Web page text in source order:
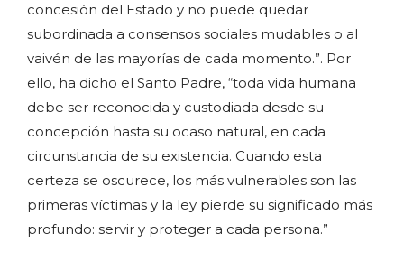
concesión del Estado y no puede quedar
subordinada a consensos sociales mudables o al
vaivén de las mayorías de cada momento.”. Por
ello, ha dicho el Santo Padre, “toda vida humana
debe ser reconocida y custodiada desde su
concepción hasta su ocaso natural, en cada
circunstancia de su existencia. Cuando esta
certeza se oscurece, los más vulnerables son las
primeras víctimas y la ley pierde su significado más
profundo: servir y proteger a cada persona.”